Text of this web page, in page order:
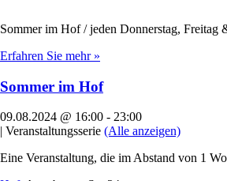
Sommer im Hof / jeden Donnerstag, Freitag
Erfahren Sie mehr »
Sommer im Hof
09.08.2024 @ 16:00 - 23:00
| Veranstaltungsserie (Alle anzeigen)
Eine Veranstaltung, die im Abstand von 1